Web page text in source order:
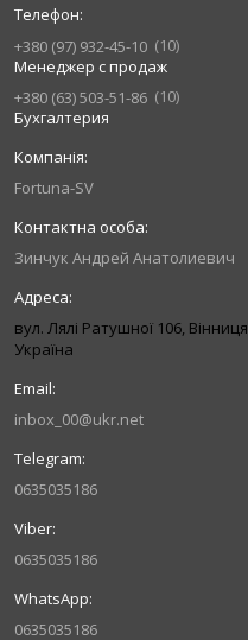
+380 (97) 932-45-10
10
Менеджер с продаж
+380 (63) 503-51-86
10
Бухгалтерия
Fortuna-SV
Зинчук Андрей Анатолиевич
вул. Лялі Ратушної 106, Вінниця,
Україна
inbox_00@ukr.net
0635035186
0635035186
0635035186